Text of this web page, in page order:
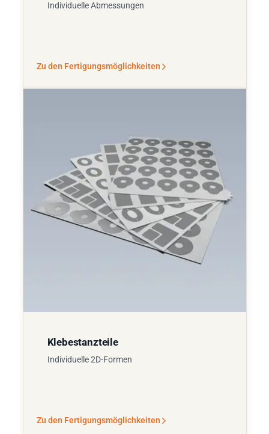
Individuelle Abmessungen
Zu den Fertigungsmöglichkeiten
Klebestanzteile
Individuelle 2D-Formen
Zu den Fertigungsmöglichkeiten